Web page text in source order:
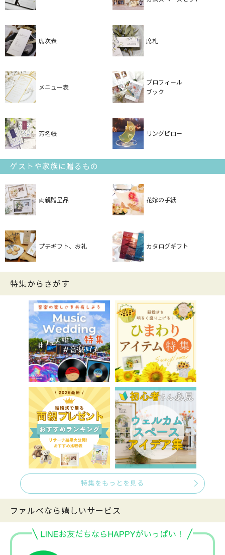
席次表 席札
メニュー表
プロフィール
ブック
芳名帳 リングピロー
ゲストや家族に贈るもの
両親贈呈品 花嫁の手紙
プチギフト、お礼 カタログギフト
特集からさがす
特集をもっとを見る
ファルべなら嬉しいサービス